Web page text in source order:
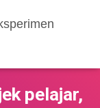
pelajar,